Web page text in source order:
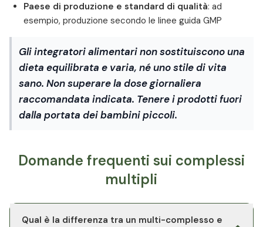
Paese di produzione e standard di qualità: ad
esempio, produzione secondo le linee guida GMP
Gli integratori alimentari non sostituiscono una
dieta equilibrata e varia, né uno stile di vita
sano. Non superare la dose giornaliera
raccomandata indicata. Tenere i prodotti fuori
dalla portata dei bambini piccoli.
Domande frequenti sui complessi
multipli
Qual è la differenza tra un multi-complesso e